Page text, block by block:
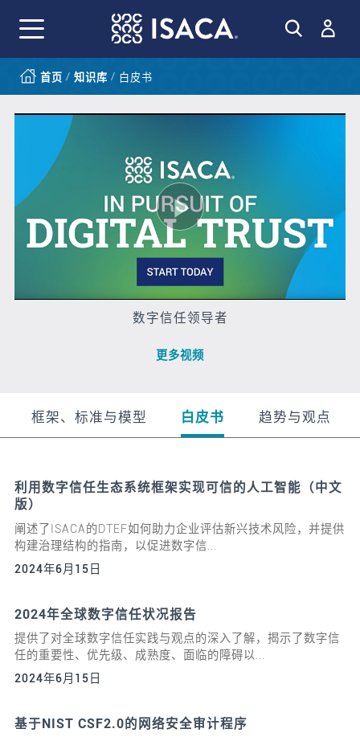
首页 / 知识库 / 白皮书
Play
Video
数字信任领导者
更多视频
框架、标准与模型 白皮书 趋势与观点
利用数字信任生态系统框架实现可信的人工智能（中文
版）
阐述了ISACA的DTEF如何助力企业评估新兴技术风险，并提供
构建治理结构的指南，以促进数字信...
2024年6月15日
2024年全球数字信任状况报告
提供了对全球数字信任实践与观点的深入了解，揭示了数字信
任的重要性、优先级、成熟度、面临的障碍以...
2024年6月15日
基于NIST CSF2.0的网络安全审计程序